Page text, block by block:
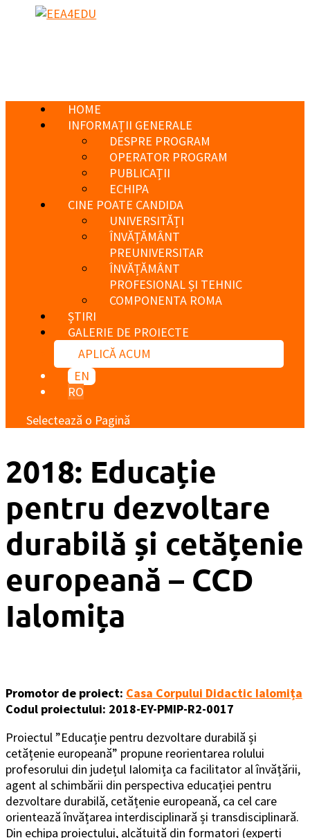
HOME
INFORMAȚII GENERALE
DESPRE PROGRAM
OPERATOR PROGRAM
PUBLICAȚII
ECHIPA
CINE POATE CANDIDA
UNIVERSITĂȚI
ÎNVĂȚĂMÂNT
PREUNIVERSITAR
ÎNVĂȚĂMÂNT
PROFESIONAL ȘI TEHNIC
COMPONENTA ROMA
ȘTIRI
GALERIE DE PROIECTE
APLICĂ ACUM
EN
RO
Selectează o Pagină
2018: Educație
pentru dezvoltare
durabilă și cetățenie
europeană – CCD
Ialomița
Promotor de proiect: Casa Corpului Didactic Ialomița
Codul proiectului: 2018-EY-PMIP-R2-0017
Proiectul ”Educație pentru dezvoltare durabilă și
cetățenie europeană” propune reorientarea rolului
profesorului din județul Ialomița ca facilitator al învățării,
agent al schimbării din perspectiva educației pentru
dezvoltare durabilă, cetățenie europeană, ca cel care
orientează învățarea interdisciplinară și transdisciplinară.
Din echipa proiectului, alcătuită din formatori (experți